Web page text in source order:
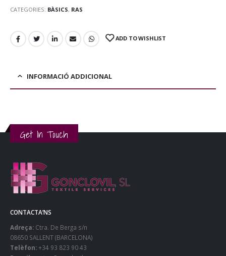
CATEGORIES: BÀSICS, RAS
ADD TO WISHLIST
INFORMACIÓ ADDICIONAL
Get In Touch
CONTACTA’NS
Adreça: Ctra. De Berga s/n
08650 SALLENT (BARCELONA)
Telèfon:+34 93 823 90 43